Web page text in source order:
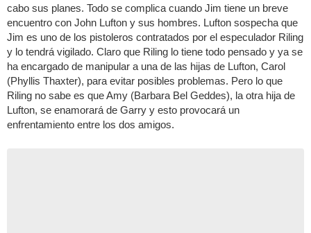
cabo sus planes. Todo se complica cuando Jim tiene un breve
encuentro con John Lufton y sus hombres. Lufton sospecha que
Jim es uno de los pistoleros contratados por el especulador Riling
y lo tendrá vigilado. Claro que Riling lo tiene todo pensado y ya se
ha encargado de manipular a una de las hijas de Lufton, Carol
(Phyllis Thaxter), para evitar posibles problemas. Pero lo que
Riling no sabe es que Amy (Barbara Bel Geddes), la otra hija de
Lufton, se enamorará de Garry y esto provocará un
enfrentamiento entre los dos amigos.